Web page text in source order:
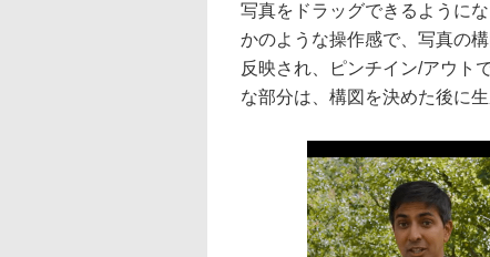
写真をドラッグできるように
かのような操作感で、写真の
反映され、ピンチイン/アウト
な部分は、構図を決めた後に